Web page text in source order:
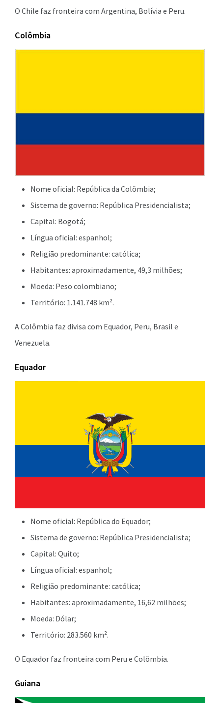
O Chile faz fronteira com Argentina, Bolívia e Peru.
Colômbia
Nome oficial: República da Colômbia;
Sistema de governo: República Presidencialista;
Capital: Bogotá;
Língua oficial: espanhol;
Religião predominante: católica;
Habitantes: aproximadamente, 49,3 milhões;
Moeda: Peso colombiano;
Território: 1.141.748 km².
A Colômbia faz divisa com Equador, Peru, Brasil e
Venezuela.
Equador
Nome oficial: República do Equador;
Sistema de governo: República Presidencialista;
Capital: Quito;
Língua oficial: espanhol;
Religião predominante: católica;
Habitantes: aproximadamente, 16,62 milhões;
Moeda: Dólar;
Território: 283.560 km².
O Equador faz fronteira com Peru e Colômbia.
Guiana